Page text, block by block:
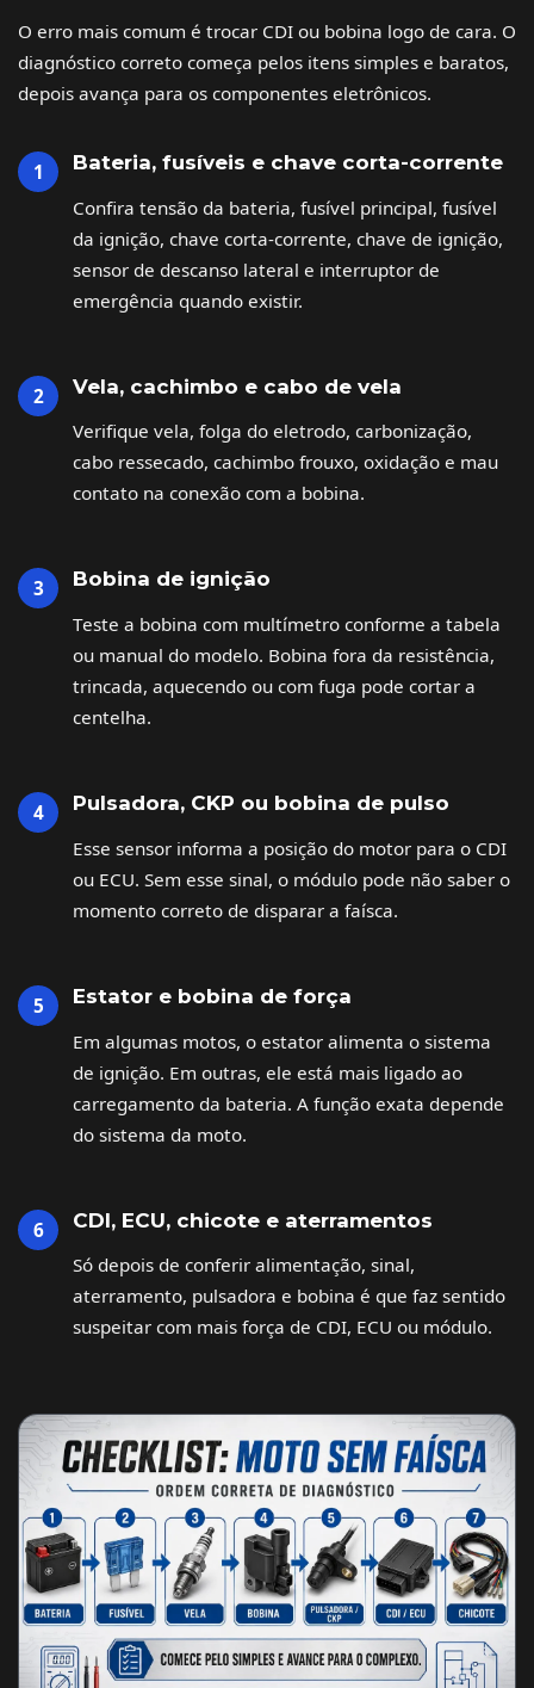
O erro mais comum é trocar CDI ou bobina logo de cara. O
diagnóstico correto começa pelos itens simples e baratos,
depois avança para os componentes eletrônicos.
Bateria, fusíveis e chave corta-corrente
Confira tensão da bateria, fusível principal, fusível
da ignição, chave corta-corrente, chave de ignição,
sensor de descanso lateral e interruptor de
emergência quando existir.
Vela, cachimbo e cabo de vela
Verifique vela, folga do eletrodo, carbonização,
cabo ressecado, cachimbo frouxo, oxidação e mau
contato na conexão com a bobina.
Bobina de ignição
Teste a bobina com multímetro conforme a tabela
ou manual do modelo. Bobina fora da resistência,
trincada, aquecendo ou com fuga pode cortar a
centelha.
Pulsadora, CKP ou bobina de pulso
Esse sensor informa a posição do motor para o CDI
ou ECU. Sem esse sinal, o módulo pode não saber o
momento correto de disparar a faísca.
Estator e bobina de força
Em algumas motos, o estator alimenta o sistema
de ignição. Em outras, ele está mais ligado ao
carregamento da bateria. A função exata depende
do sistema da moto.
CDI, ECU, chicote e aterramentos
Só depois de conferir alimentação, sinal,
aterramento, pulsadora e bobina é que faz sentido
suspeitar com mais força de CDI, ECU ou módulo.